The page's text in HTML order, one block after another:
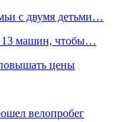
с двумя детьми…
13 машин, чтобы…
цены
велопробег